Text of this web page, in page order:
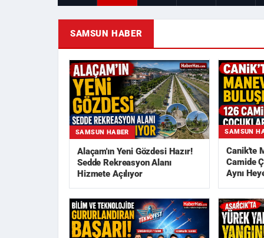
SAMSUN HABER
SAMSUN HABER
Alaçam'ın Yeni Gözdesi Hazır!
Sedde Rekreasyon Alanı
Hizmete Açılıyor
SAMSUN
Canik'te
Camide
Aynı